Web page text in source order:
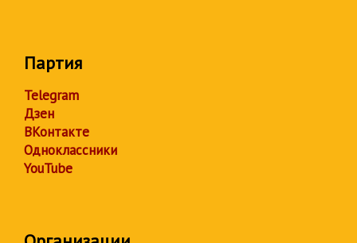
Партия
Telegram
Дзен
ВКонтакте
Одноклассники
YouTube